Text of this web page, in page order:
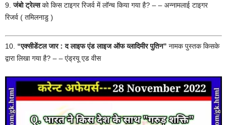
9.जंबो ट्रेल्सको किस टाइगर रिजर्व में लॉन्च किया गया है? – – अन्नामलाई टाइगर
रिजर्व ( तमिलनाडु )
10. “एक्सीडेंटल जार : द लाइफ एंड लाइज ऑफ व्लादिमीर पुतिन” नामक पुस्तक किसके
द्वारा लिखा गया है? – – एंड्रयू एड वीस